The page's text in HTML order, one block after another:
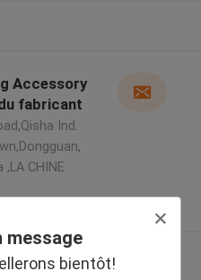
message
bientôt!
Accessory
fabricant
Ind.
,LA CHINE
plus